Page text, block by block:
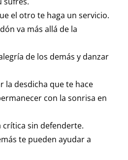
el otro te haga un servicio.
va más allá de la
de los demás y danzar
la desdicha que te hace
con la sonrisa en
sin defenderte.
te pueden ayudar a